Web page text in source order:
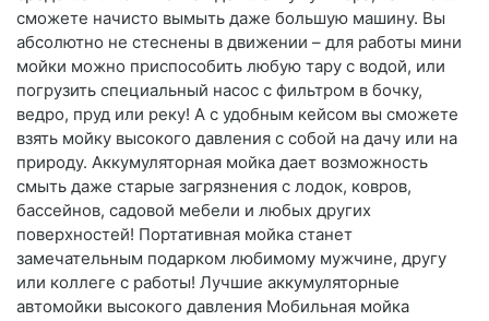
сможете начисто вымыть даже большую машину. Вы
абсолютно не стеснены в движении – для работы мини
мойки можно приспособить любую тару с водой, или
погрузить специальный насос с фильтром в бочку,
ведро, пруд или реку! А с удобным кейсом вы сможете
взять мойку высокого давления с собой на дачу или на
природу. Аккумуляторная мойка дает возможность
смыть даже старые загрязнения с лодок, ковров,
бассейнов, садовой мебели и любых других
поверхностей! Портативная мойка станет
замечательным подарком любимому мужчине, другу
или коллеге с работы! Лучшие аккумуляторные
автомойки высокого давления Мобильная мойка